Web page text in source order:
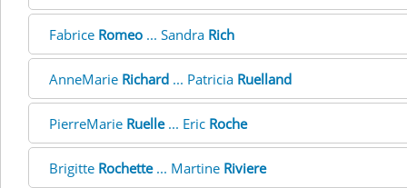
Fabrice Romeo ... Sandra Rich
AnneMarie Richard ... Patricia Ruelland
PierreMarie Ruelle... Eric Roche
Brigitte Rochette... Martine Riviere